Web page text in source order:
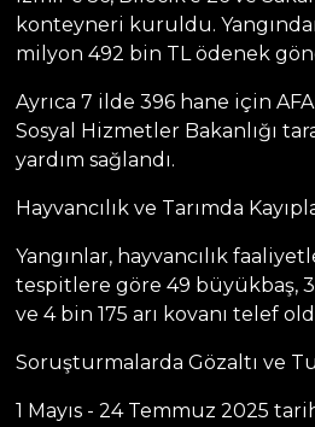
konteyneri kuruldu.
milyon 492 bin TL ödenek
Ayrıca 7 ilde 396 hane için
Sosyal Hizmetler Bakanlığı
yardım sağlandı.
Hayvancılık ve Tarımda
Yangınlar, hayvancılık
tespitlere göre 49 büyükbaş,
ve 4 bin 175 arı kovanı telef
Soruşturmalarda Gözaltı ve
1 Mayıs - 24 Temmuz 2025